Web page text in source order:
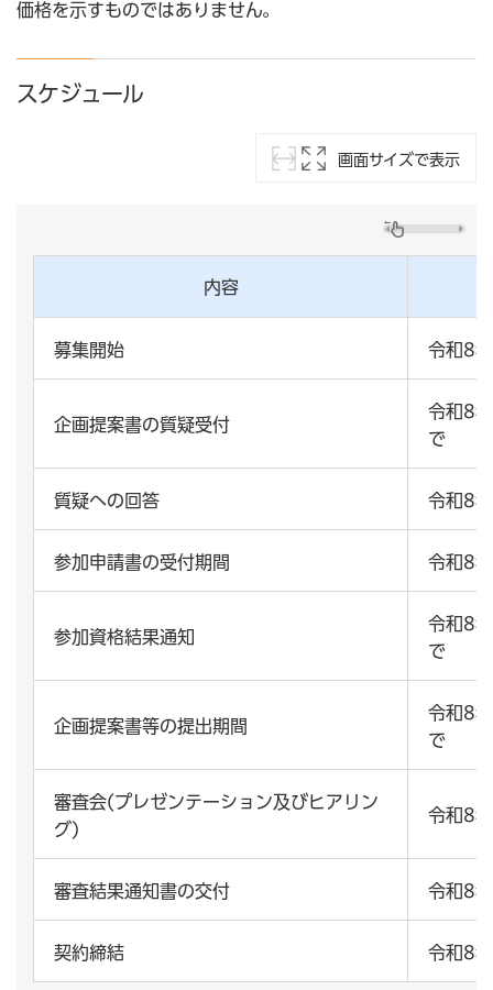
価格を示すものではありません。
スケジュール
画面サイズで表示
内容
募集開始 令和8
企画提案書の質疑受付
令和8
で
質疑への回答 令和8
参加申請書の受付期間 令和8
参加資格結果通知
令和8
で
企画提案書等の提出期間
令和8
で
審査会(プレゼンテーション及びヒアリン
グ)
令和8
審査結果通知書の交付 令和8
契約締結 令和8